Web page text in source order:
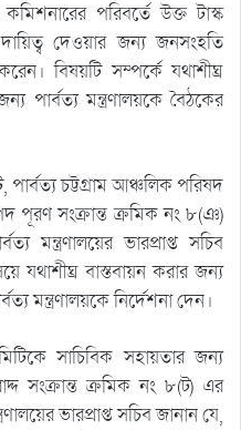
পরিবর্তে উক্ত টাস্ক
দেওয়ার জন্য জনসংহতি
বিষয়টি সম্পর্কে যথাশীঘ্র
পার্বত্য মন্ত্রণালয়কে বৈঠকের
পার্বত্য চট্টগ্রাম আঞ্চলিক পরিষদ
পূরণ সংক্রান্ত ক্রমিক নং ৮(ঞ)
মন্ত্রণালয়ের ভারপ্রাপ্ত সচিব
যথাশীঘ্র বাস্তবায়ন করার জন্য
মন্ত্রণালয়কে নির্দেশনা দেন।
সাচিবিক সহায়তার জন্য
সংক্রান্ত ক্রমিক নং ৮(ট) এর
ভারপ্রাপ্ত সচিব জানান যে,